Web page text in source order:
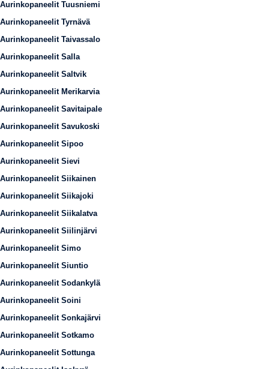
Aurinkopaneelit Tuusniemi
Aurinkopaneelit Tyrnävä
Aurinkopaneelit Taivassalo
Aurinkopaneelit Salla
Aurinkopaneelit Saltvik
Aurinkopaneelit Merikarvia
Aurinkopaneelit Savitaipale
Aurinkopaneelit Savukoski
Aurinkopaneelit Sipoo
Aurinkopaneelit Sievi
Aurinkopaneelit Siikainen
Aurinkopaneelit Siikajoki
Aurinkopaneelit Siikalatva
Aurinkopaneelit Siilinjärvi
Aurinkopaneelit Simo
Aurinkopaneelit Siuntio
Aurinkopaneelit Sodankylä
Aurinkopaneelit Soini
Aurinkopaneelit Sonkajärvi
Aurinkopaneelit Sotkamo
Aurinkopaneelit Sottunga